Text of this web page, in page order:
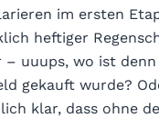
im ersten
heftiger
uuups, wo ist
gekauft wurde?
klar, dass ohne